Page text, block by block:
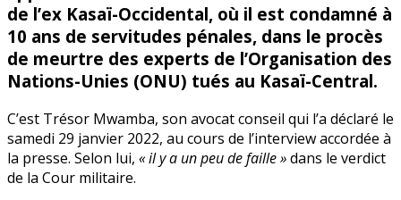
de l’ex Kasaï-Occidental, où il est condamné à
10 ans de servitudes pénales, dans le procès
de meurtre des experts de l’Organisation des
Nations-Unies (ONU) tués au Kasaï-Central.
C’est Trésor Mwamba, son avocat conseil qui l’a déclaré le
samedi 29 janvier 2022, au cours de l’interview accordée à
la presse. Selon lui, « il y a un peu de faille »dans le verdict
de la Cour militaire.